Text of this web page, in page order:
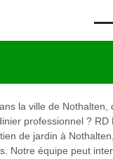
la ville de
professionnel ?
de jardin à
Notre équipe peut